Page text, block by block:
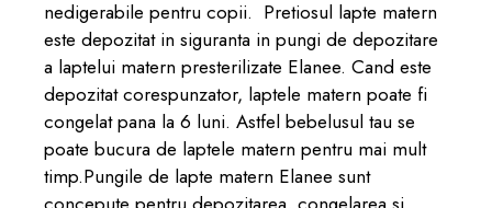
nedigerabile pentru copii. Pretiosul lapte matern
este depozitat in siguranta in pungi de depozitare
a laptelui matern presterilizate Elanee. Cand este
depozitat corespunzator, laptele matern poate fi
congelat pana la 6 luni. Astfel bebelusul tau se
poate bucura de laptele matern pentru mai mult
timp.Pungile de lapte matern Elanee sunt